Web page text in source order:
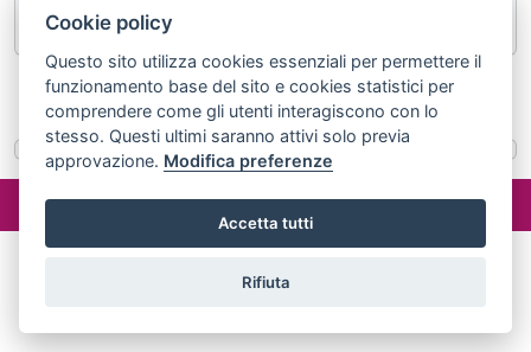
«Articolo 1260 Articolo 1262»
02029690472
Cookie policy
Questo sito utilizza cookies essenziali per permettere il
funzionamento base del sito e cookies statistici per
comprendere come gli utenti interagiscono con lo
stesso. Questi ultimi saranno attivi solo previa
approvazione. Modifica preferenze
Accetta tutti
Rifiuta